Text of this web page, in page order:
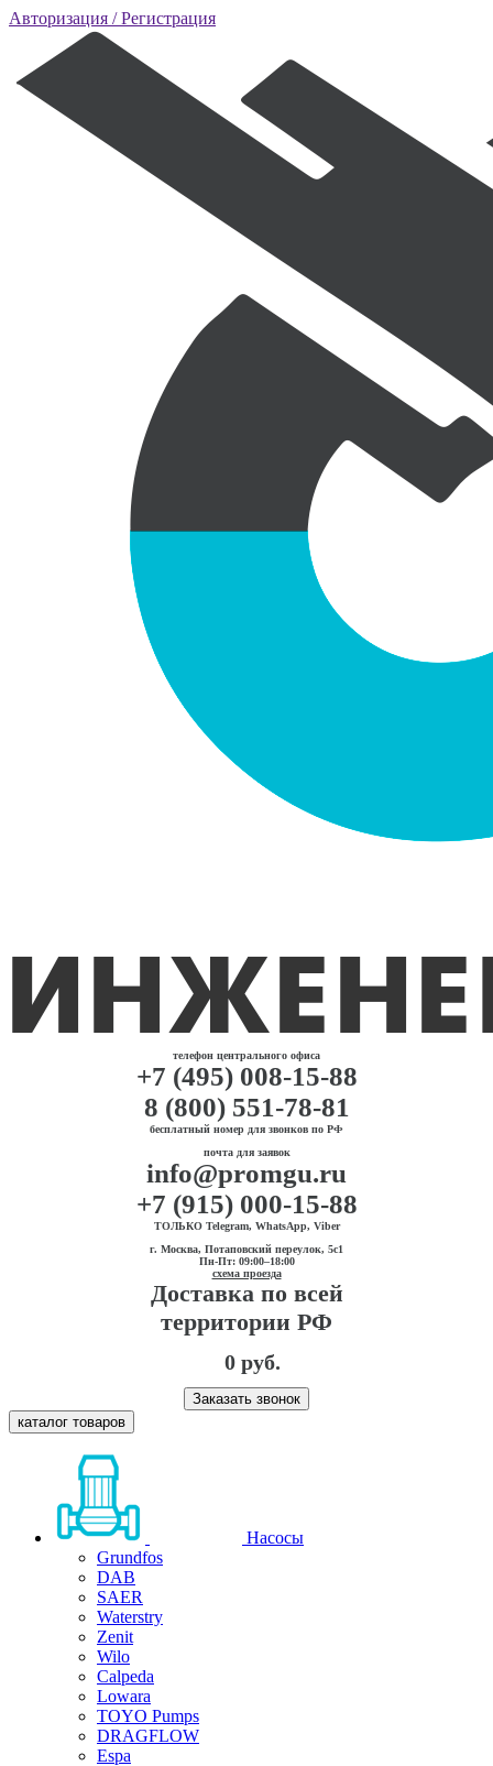
Авторизация / Регистрация
телефон центрального офиса
+7 (495) 008-15-88
8 (800) 551-78-81
бесплатный номер для звонков по РФ
почта для заявок
info@promgu.ru
+7 (915) 000-15-88
ТОЛЬКО Telegram, WhatsApp, Viber
г. Москва, Потаповский переулок, 5с1
Пн-Пт: 09:00–18:00
схема проезда
Доставка по всей
территории РФ
0 руб.
Заказать звонок
каталог товаров
Насосы
Grundfos
DAB
SAER
Waterstry
Zenit
Wilo
Calpeda
Lowara
TOYO Pumps
DRAGFLOW
Espa